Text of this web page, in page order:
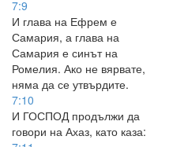
7:9
И глава на Ефрем е
Самария, а глава на
Самария е синът на
Ромелия. Ако не вярвате,
няма да се утвърдите.
7:10
И ГОСПОД продължи да
говори на Ахаз, като каза: